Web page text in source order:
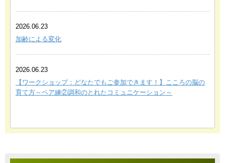
2026.06.23
加齢による変化
2026.06.23
【ワークショップ：どなたでもご参加できます！】こころの脳の
育て方～ペア練②調和のとれたコミュニケーション～